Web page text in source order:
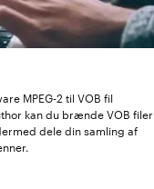
MPEG-2 til VOB fil
kan du brænde VOB filer
dele din samling af